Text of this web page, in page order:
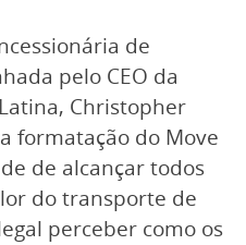
de
pelo CEO da
Christopher
formatação do Move
de alcançar todos
do transporte de
perceber como os